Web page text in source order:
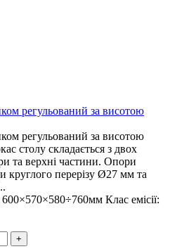
регульований за висотою
регульований за висотою
столу складається з двох
та верхні частини. Опори
круглого перерізу Ø27 мм та
600×570×580÷760мм Клас емісії:
+